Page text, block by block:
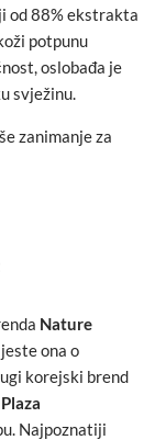
od 88% ekstrakta
potpunu
oslobađa je
svježinu.
zanimanje za
Nature
ona o
korejski brend
Najpoznatiji